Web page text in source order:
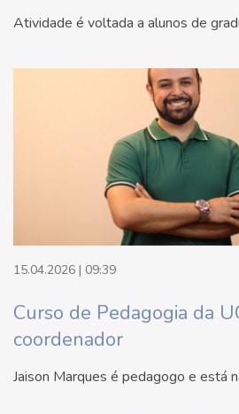
Atividade é voltada a alunos de
15.04.2026 | 09:39
Curso de Pedagogia da
coordenador
Jaison Marques é pedagogo e está